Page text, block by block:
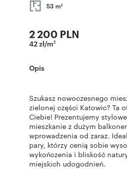
53 m2
2 200 PLN
42 zł/m2
Opis
Szukasz nowoczesnego
zielonej części Katowic? Ta
Ciebie! Prezentujemy
mieszkanie z dużym
wprowadzenia od zaraz.
pary, którzy cenią sobie
wykończenia i bliskość
miejskich udogodnień.